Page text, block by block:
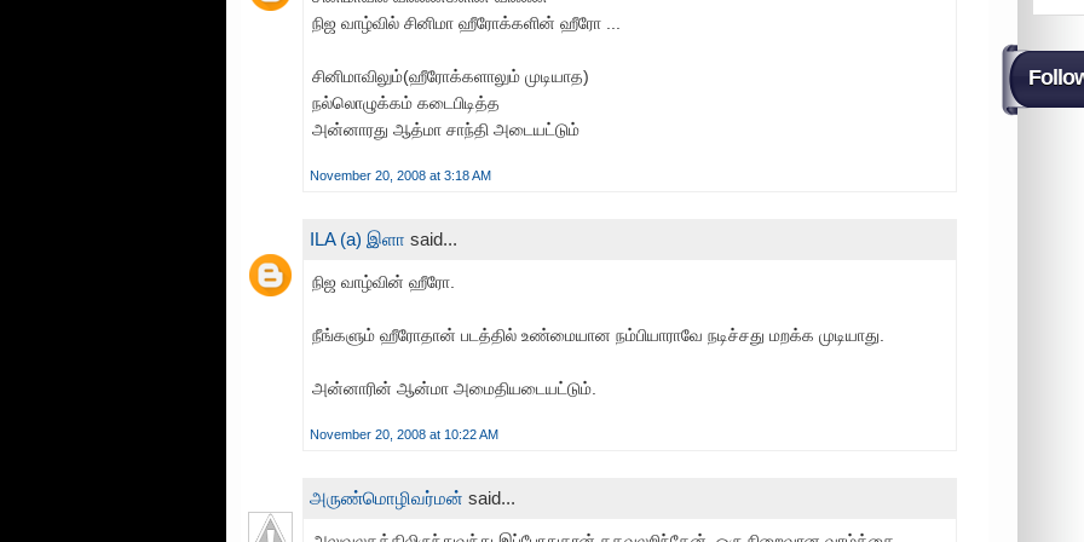
நிஜ வாழ்வில் சினிமா ஹீரோக்களின் ஹீரோ ...
சினிமாவிலும்(ஹீரோக்களாலும் முடியாத)
நல்லொழுக்கம் கடைபிடித்த
அன்னாரது ஆத்மா சாந்தி அடையட்டும்
November 20, 2008 at 3:18 AM
ILA (a) இளா said...
நிஜ வாழ்வின் ஹீரோ.
நீங்களும் ஹீரோதான் படத்தில் உண்மையான நம்பியாராவே நடிச்சது மறக்க முடியாது.
அன்னாரின் ஆன்மா அமைதியடையட்டும்.
November 20, 2008 at 10:22 AM
அருண்மொழிவர்மன் said...